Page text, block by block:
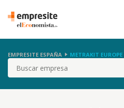
EMPRESITE ESPAÑA METRAKIT EUROPE
Buscar